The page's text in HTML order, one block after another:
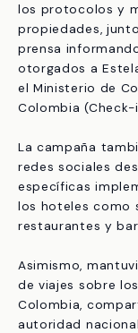
los protocolos y
propiedades,
prensa
otorgados a
el Ministerio de
Colombia
La campaña
redes sociales
específicas
los hoteles como
restaurantes y
Asimismo,
de viajes sobre
Colombia,
autoridad